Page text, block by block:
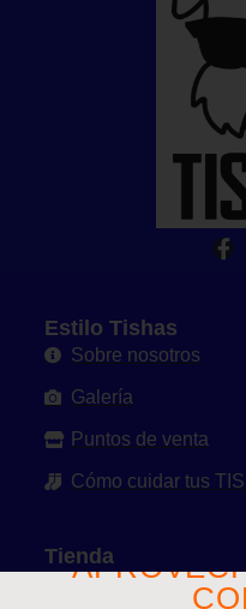
Estilo Tishas
Sobre nosotros
Galería
Puntos de venta
Cómo cuidar tus
Tienda
Ver toda la tienda